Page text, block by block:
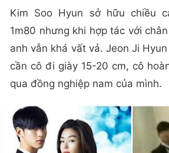
Kim Soo Hyun sở hữu chiều
1m80 nhưng khi hợp tác với
anh vẫn khá vất vả. Jeon Ji
cần cô đi giày 15-20 cm, cô
qua đồng nghiệp nam của mình.